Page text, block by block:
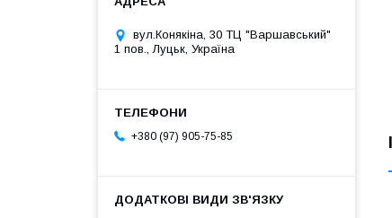
вул.Конякіна, 30 ТЦ "Варшавський"
1 пов., Луцьк, Україна
+380 (97) 905-75-85